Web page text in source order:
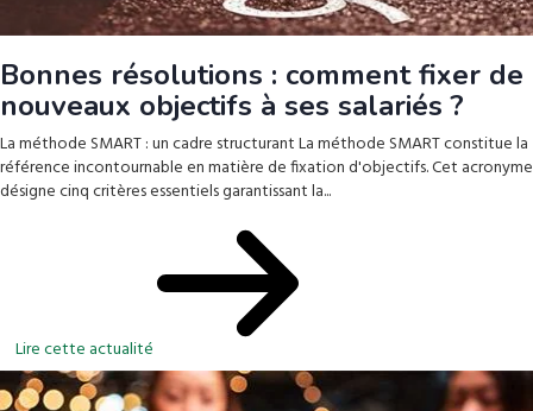
Bonnes résolutions : comment fixer de
nouveaux objectifs à ses salariés ?
La méthode SMART : un cadre structurant La méthode SMART constitue la
référence incontournable en matière de fixation d'objectifs. Cet acronyme
désigne cinq critères essentiels garantissant la...
Lire cette actualité